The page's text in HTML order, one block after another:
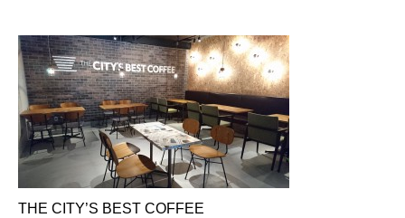
THE CITY’S BEST COFFEE